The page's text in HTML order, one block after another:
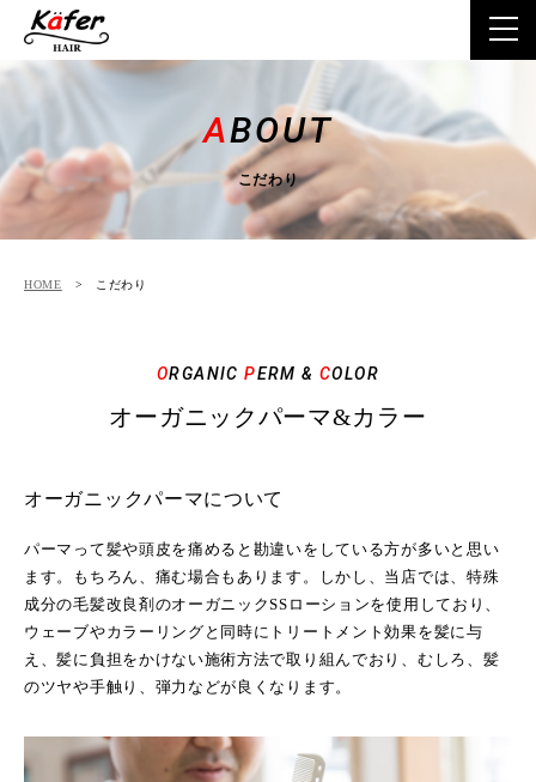
こだわり
店舗情報
お問い合わせ
オンラインショップ
ABOUT
こだわり
HOME > こだわり
ORGANICPERM & COLOR
オーガニックパーマ&カラー
オーガニックパーマについて
パーマって髪や頭皮を痛めると勘違いをしている方が多いと思い
ます。もちろん、痛む場合もあります。しかし、当店では、特殊
成分の毛髪改良剤のオーガニックSSローションを使用しており、
ウェーブやカラーリングと同時にトリートメント効果を髪に与
え、髪に負担をかけない施術方法で取り組んでおり、むしろ、髪
のツヤや手触り、弾力などが良くなります。